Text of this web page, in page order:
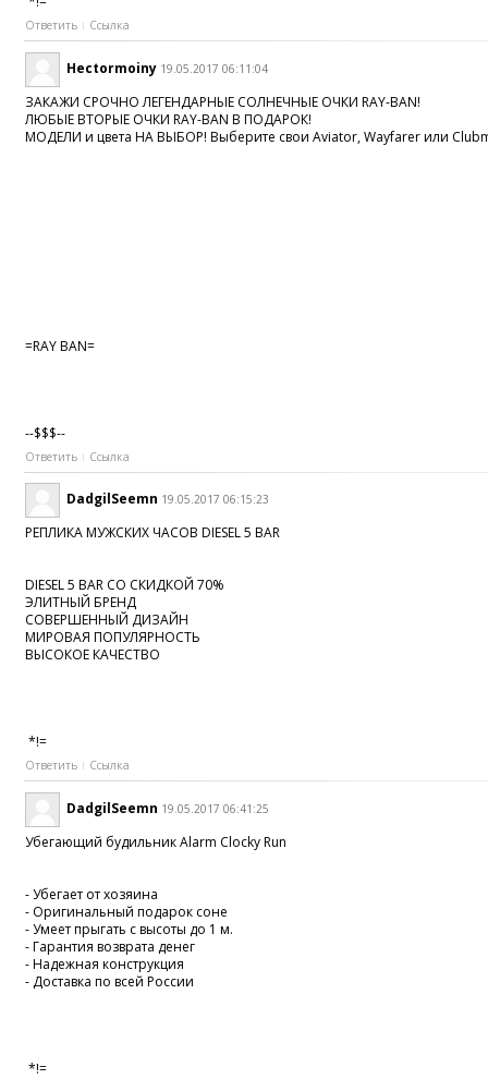
Ответить Ссылка
Hectormoiny 19.05.2017 06:11:04
ЗАКАЖИ СРОЧНО ЛЕГЕНДАРНЫЕ СОЛНЕЧНЫЕ ОЧКИ RAY-BAN!
ЛЮБЫЕ ВТОРЫЕ ОЧКИ RAY-BAN В ПОДАРОК!
МОДЕЛИ и цвета НА ВЫБОР! Выберите свои Aviator, Wayfarer или
=RAY BAN=
--$$$--
Ответить Ссылка
DadgilSeemn 19.05.2017 06:15:23
РЕПЛИКА МУЖСКИХ ЧАСОВ DIESEL 5 BAR
DIESEL 5 BAR СО СКИДКОЙ 70%
ЭЛИТНЫЙ БРЕНД
СОВЕРШЕННЫЙ ДИЗАЙН
МИРОВАЯ ПОПУЛЯРНОСТЬ
ВЫСОКОЕ КАЧЕСТВО
*!=
Ответить Ссылка
DadgilSeemn 19.05.2017 06:41:25
Убегающий будильник Alarm Clocky Run
- Убегает от хозяина
- Оригинальный подарок соне
- Умеет прыгать с высоты до 1 м.
- Гарантия возврата денег
- Надежная конструкция
- Доставка по всей России
*!=